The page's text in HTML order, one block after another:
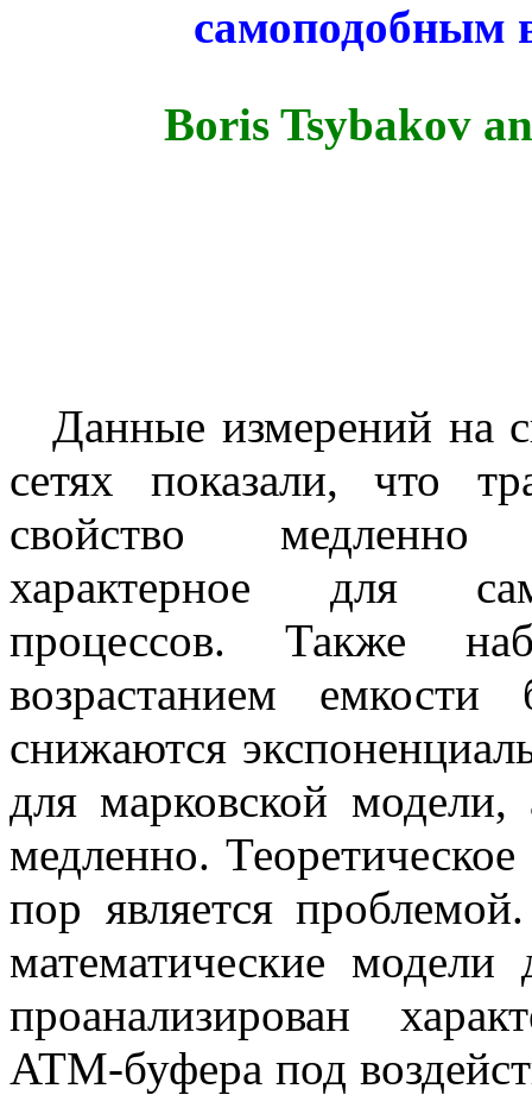
самоподобным
Boris Tsybakov
Данные измерений на
сетях показали, что
свойство медленно
характерное для
процессов. Также
возрастанием
снижаются
для марковской
медленно.
пор является
математические
проанализирован
ATM-буфера под